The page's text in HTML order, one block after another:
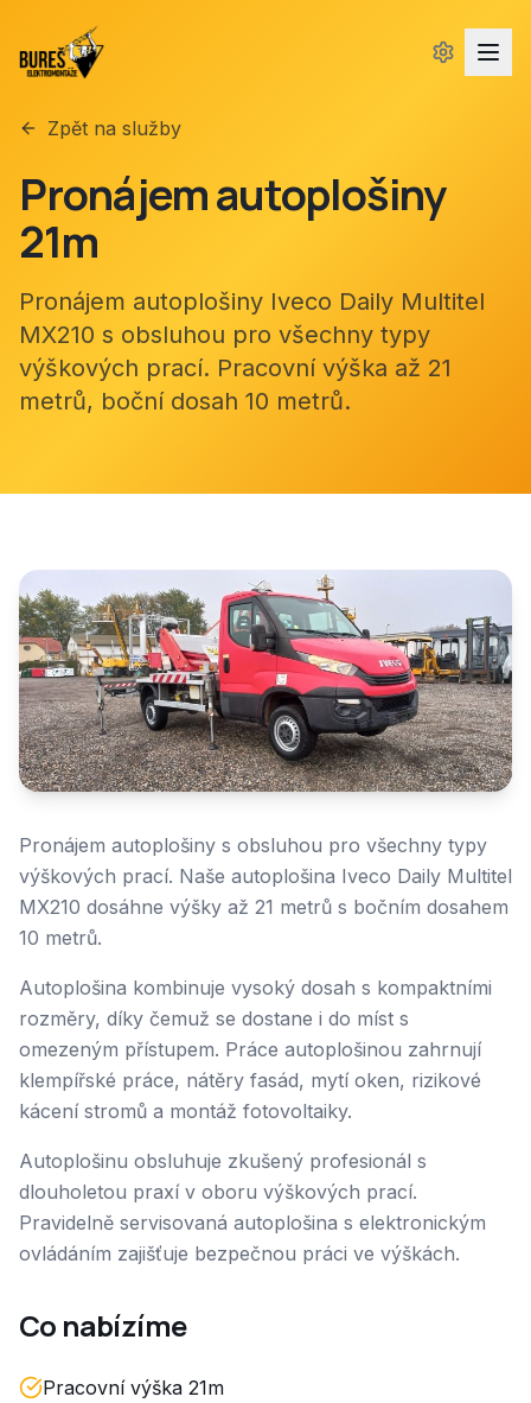
Zpět na služby
Pronájem autoplošiny
21m
Pronájem autoplošiny Iveco Daily Multitel
MX210 s obsluhou pro všechny typy
výškových prací. Pracovní výška až 21
metrů, boční dosah 10 metrů.
Pronájem autoplošiny s obsluhou pro všechny typy
výškových prací. Naše autoplošina Iveco Daily Multitel
MX210 dosáhne výšky až 21 metrů s bočním dosahem
10 metrů.
Autoplošina kombinuje vysoký dosah s kompaktními
rozměry, díky čemuž se dostane i do míst s
omezeným přístupem. Práce autoplošinou zahrnují
klempířské práce, nátěry fasád, mytí oken, rizikové
kácení stromů a montáž fotovoltaiky.
Autoplošinu obsluhuje zkušený profesionál s
dlouholetou praxí v oboru výškových prací.
Pravidelně servisovaná autoplošina s elektronickým
ovládáním zajišťuje bezpečnou práci ve výškách.
Co nabízíme
Pracovní výška 21m